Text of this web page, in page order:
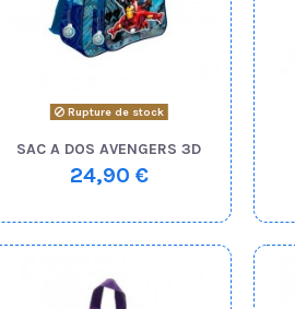
Rupture de stock
SAC A DOS AVENGERS 3D
24,90 €